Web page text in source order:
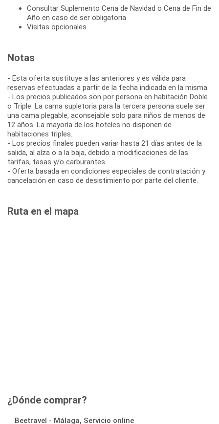
Consultar Suplemento Cena de Navidad o Cena de Fin de
Año en caso de ser obligatoria
Visitas opcionales
Notas
- Esta oferta sustituye a las anteriores y es válida para
reservas efectuadas a partir de la fecha indicada en la misma.
- Los precios publicados son por persona en habitación Doble
o Triple. La cama supletoria para la tercera persona suele ser
una cama plegable, aconsejable solo para niños de menos de
12 años. La mayoría de los hoteles no disponen de
habitaciones triples.
- Los precios finales pueden variar hasta 21 días antes de la
salida, al alza o a la baja, debido a modificaciones de las
tarifas, tasas y/o carburantes.
- Oferta basada en condiciones especiales de contratación y
cancelación en caso de desistimiento por parte del cliente.
Ruta en el mapa
¿Dónde comprar?
Beetravel - Málaga, Servicio online